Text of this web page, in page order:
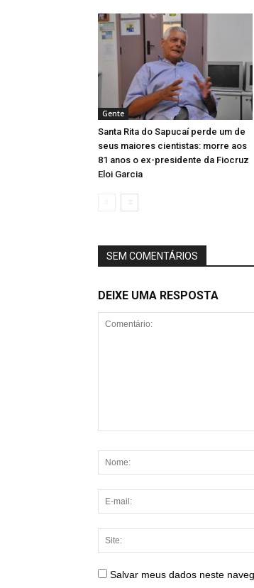
Gente
Santa Rita do Sapucaí perde um de
seus maiores cientistas: morre aos
81 anos o ex-presidente da Fiocruz
Eloi Garcia
SEM COMENTÁRIOS
DEIXE UMA RESPOSTA
Salvar meus dados neste